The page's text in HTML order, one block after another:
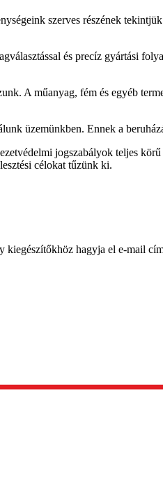
szerves részének
és precíz gyártási
A műanyag, fém és egyéb
üzemünkben. Ennek a
jogszabályok teljes
célokat tűzünk ki.
hagyja el e-mail